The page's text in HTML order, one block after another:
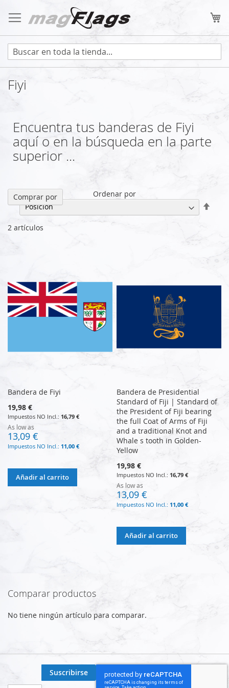
al
contenido
Fiyi
Encuentra tus banderas de Fiyi
aquí o en la búsqueda en la parte
superior ...
2 artículos
Ordenar por
Bandera de Fiyi
19,98 €
16,79 €
As low as
13,09 €
11,00 €
Añadir al carrito
Bandera de Presidential
Standard of Fiji | Standard of
the President of Fiji bearing
the full Coat of Arms of Fiji
and a traditional Knot and
Whale s tooth in Golden-
Yellow
19,98 €
16,79 €
As low as
13,09 €
11,00 €
Añadir al carrito
Comprar por
Comparar productos
No tiene ningún artículo para comparar.
Suscribirse